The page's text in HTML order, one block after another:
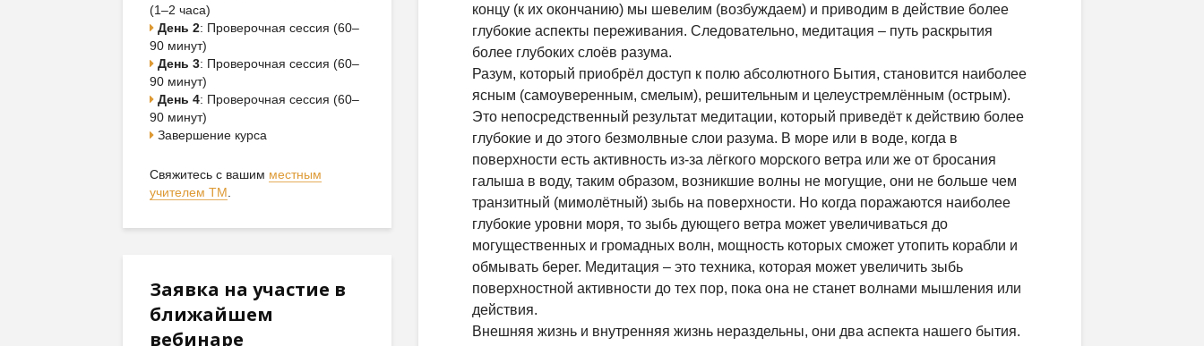
концу (к их окончанию) мы шевелим (возбуждаем) и приводим в действие более
глубокие аспекты переживания. Следовательно, медитация – путь раскрытия
более глубоких слоёв разума.
Разум, который приобрёл доступ к полю абсолютного Бытия, становится наиболее
ясным (самоуверенным, смелым), решительным и целеустремлённым (острым).
Это непосредственный результат медитации, который приведёт к действию более
глубокие и до этого безмолвные слои разума. В море или в воде, когда в
поверхности есть активность из-за лёгкого морского ветра или же от бросания
галыша в воду, таким образом, возникшие волны не могущие, они не больше чем
транзитный (мимолётный) зыбь на поверхности. Но когда поражаются наиболее
глубокие уровни моря, то зыбь дующего ветра может увеличиваться до
могущественных и громадных волн, мощность которых сможет утопить корабли и
обмывать берег. Медитация – это техника, которая может увеличить зыбь
поверхностной активности до тех пор, пока она не станет волнами мышления или
действия.
Внешняя жизнь и внутренняя жизнь нераздельны, они два аспекта нашего бытия.
(1–2 часа)
День 2: Проверочная сессия (60–
90 минут)
День 3: Проверочная сессия (60–
90 минут)
День 4: Проверочная сессия (60–
90 минут)
Завершение курса
Свяжитесь с вашим местным
учителем ТМ
Заявка на участие в
ближайшем
вебинаре